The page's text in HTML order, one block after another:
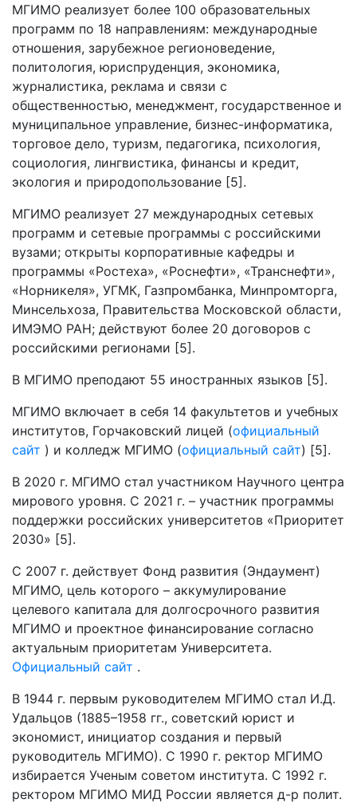
МГИМО реализует более 100 образовательных
программ по 18 направлениям: международные
отношения, зарубежное регионоведение,
политология, юриспруденция, экономика,
журналистика, реклама и связи с
общественностью, менеджмент, государственное и
муниципальное управление, бизнес-информатика,
торговое дело, туризм, педагогика, психология,
социология, лингвистика, финансы и кредит,
экология и природопользование [5].
МГИМО реализует 27 международных сетевых
программ и сетевые программы с российскими
вузами; открыты корпоративные кафедры и
программы «Ростеха», «Роснефти», «Транснефти»,
«Норникеля», УГМК, Газпромбанка, Минпромторга,
Минсельхоза, Правительства Московской области,
ИМЭМО РАН; действуют более 20 договоров с
российскими регионами [5].
В МГИМО преподают 55 иностранных языков [5].
МГИМО включает в себя 14 факультетов и учебных
институтов, Горчаковский лицей (официальный
сайт ) и колледж МГИМО (официальный сайт) [5].
В 2020 г. МГИМО стал участником Научного центра
мирового уровня. С 2021 г. – участник программы
поддержки российских университетов «Приоритет
2030» [5].
С 2007 г. действует Фонд развития (Эндаумент)
МГИМО, цель которого – аккумулирование
целевого капитала для долгосрочного развития
МГИМО и проектное финансирование согласно
актуальным приоритетам Университета.
Официальный сайт .
В 1944 г. первым руководителем МГИМО стал И.Д.
Удальцов (1885–1958 гг., советский юрист и
экономист, инициатор создания и первый
руководитель МГИМО). С 1990 г. ректор МГИМО
избирается Ученым советом института. С 1992 г.
ректором МГИМО МИД России является д-р полит.